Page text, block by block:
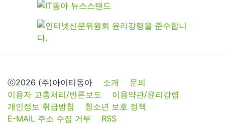
ⓒ2026 (주)아이티동아 소개
문의
이용자 고충처리/반론보도
이용약관/윤리강령
개인정보 취급방침
청소년 보호 정책
E-MAIL 주소 수집 거부
RSS